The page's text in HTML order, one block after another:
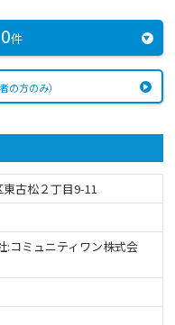
0件
の方のみ）
古松２丁目9-11
:コミュニティワン株式会